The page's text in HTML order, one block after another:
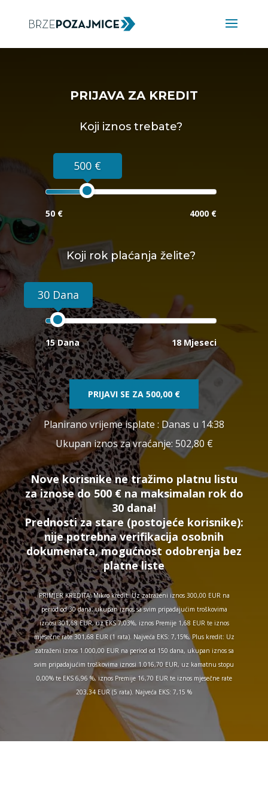
PRIJAVA ZA KREDIT
Koji iznos trebate?
500 €
50 € 4000 €
Koji rok plaćanja želite?
30 Dana
15 Dana 18 Mjeseci
PRIJAVI SE ZA 500,00 €
Planirano vrijeme isplate : Danas u 14:38
Ukupan iznos za vraćanje: 502,80 €
Nove korisnike ne tražimo platnu listu
za iznose do 500 € na maksimalan rok do
30 dana!
Prednosti za stare (postojeće korisnike):
nije potrebna verifikacija osobnih
dokumenata, mogućnost odobrenja bez
platne liste
PRIMJER KREDITA: Mikro kredit: Uz zatraženi iznos 300,00 EUR na
period od 30 dana, ukupan iznos sa svim pripadajućim troškovima
iznosi 301,68 EUR, uz EKS 7,03%, iznos Premije 1,68 EUR te iznos
mjesečne rate 301,68 EUR (1 rata). Najveća EKS: 7,15%, Plus kredit: Uz
zatraženi iznos 1.000,00 EUR na period od 150 dana, ukupan iznos sa
svim pripadajućim troškovima iznosi 1.016,70 EUR, uz kamatnu stopu
0,00% te EKS 6,96 %, iznos Premije 16,70 EUR te iznos mjesečne rate
203,34 EUR (5 rata). Najveća EKS: 7,15 %